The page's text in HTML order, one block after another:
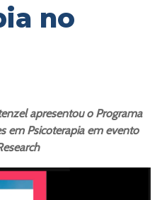
no
apresentou o Programa
em Psicoterapia em evento